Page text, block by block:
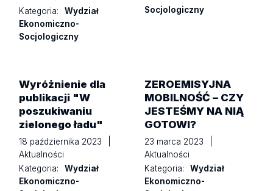
Kategoria:
Wydział
Ekonomiczno-
Socjologiczny
Socjologiczny
Wyróżnienie dla
publikacji "W
poszukiwaniu
zielonego ładu"
18 października 2023
Aktualności
Kategoria:
Wydział
Ekonomiczno-
ZEROEMISYJNA
MOBILNOŚĆ – CZY
JESTEŚMY NA NIĄ
GOTOWI?
23 marca 2023
Aktualności
Kategoria:
Wydział
Ekonomiczno-